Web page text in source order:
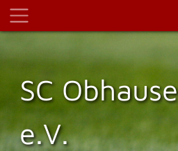
SC
e.V.